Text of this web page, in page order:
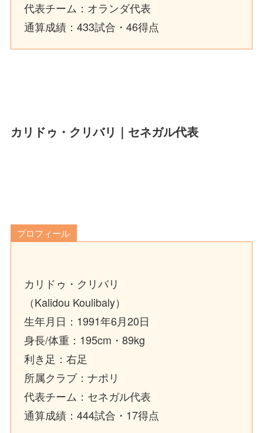
代表チーム：オランダ代表
通算成績：433試合・46得点
カリドゥ・クリバリ｜セネガル代表
プロフィール
カリドゥ・クリバリ
（Kalidou Koulibaly）
生年月日：1991年6月20日
身長/体重：195cm・89kg
利き足：右足
所属クラブ：ナポリ
代表チーム：セネガル代表
通算成績：444試合・17得点